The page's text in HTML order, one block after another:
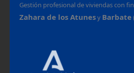
Gestión profesional de viviendas con
Zahara de los Atunesy Barbate